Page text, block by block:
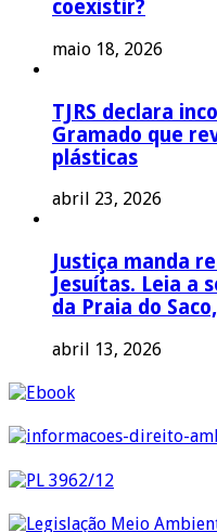
coexistir?
maio 18, 2026
TJRS declara
Gramado que
plásticas
abril 23, 2026
Justiça manda
Jesuítas. Leia a
da Praia do
abril 13, 2026